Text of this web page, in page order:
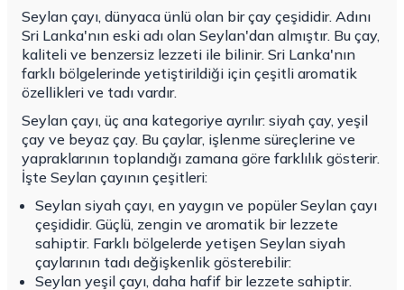
Seylan çayı, dünyaca ünlü olan bir çay çeşididir. Adını
Sri Lanka'nın eski adı olan Seylan'dan almıştır. Bu çay,
kaliteli ve benzersiz lezzeti ile bilinir. Sri Lanka'nın
farklı bölgelerinde yetiştirildiği için çeşitli aromatik
özellikleri ve tadı vardır.
Seylan çayı, üç ana kategoriye ayrılır: siyah çay, yeşil
çay ve beyaz çay. Bu çaylar, işlenme süreçlerine ve
yapraklarının toplandığı zamana göre farklılık gösterir.
İşte Seylan çayının çeşitleri:
Seylan siyah çayı, en yaygın ve popüler Seylan çayı
çeşididir. Güçlü, zengin ve aromatik bir lezzete
sahiptir. Farklı bölgelerde yetişen Seylan siyah
çaylarının tadı değişkenlik gösterebilir:
Seylan yeşil çayı, daha hafif bir lezzete sahiptir.